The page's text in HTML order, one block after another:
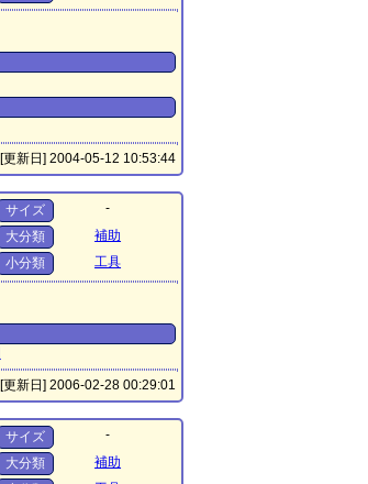
[更新日] 2004-05-12 10:53:44
サイズ
-
大分類
補助
小分類
工具
[更新日] 2006-02-28 00:29:01
サイズ
-
大分類
補助